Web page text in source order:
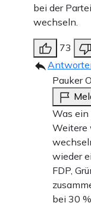
bei der
wechseln.
73
Pauker
Was ein
Weitere
wieder
FDP,
bei 30